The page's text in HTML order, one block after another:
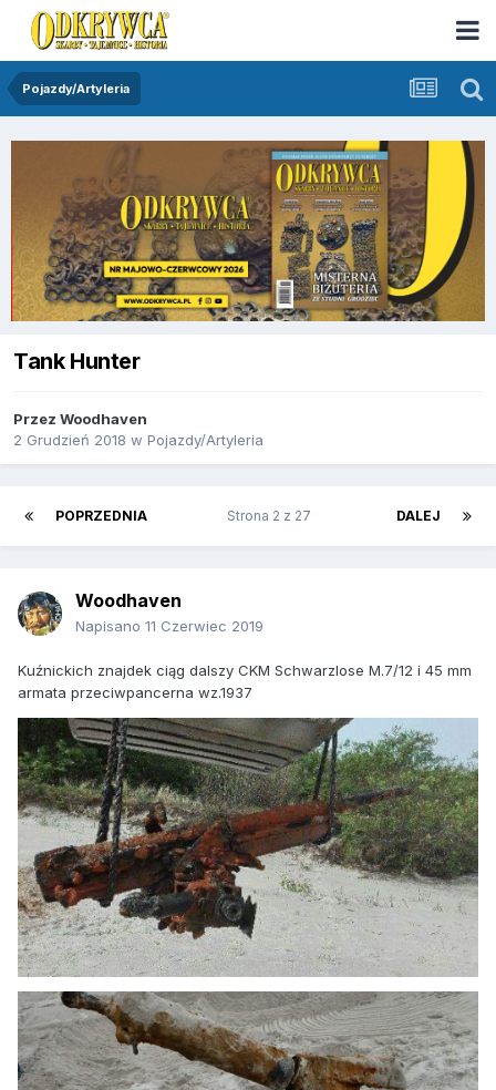
Pojazdy/Artyleria
Tank Hunter
Przez Woodhaven
2 Grudzień 2018 w Pojazdy/Artyleria
POPRZEDNIA DALEJ
Strona 2 z 27
Woodhaven
Napisano 11 Czerwiec 2019
Kuźnickich znajdek ciąg dalszy CKM Schwarzlose M.7/12 i 45 mm
armata przeciwpancerna wz.1937